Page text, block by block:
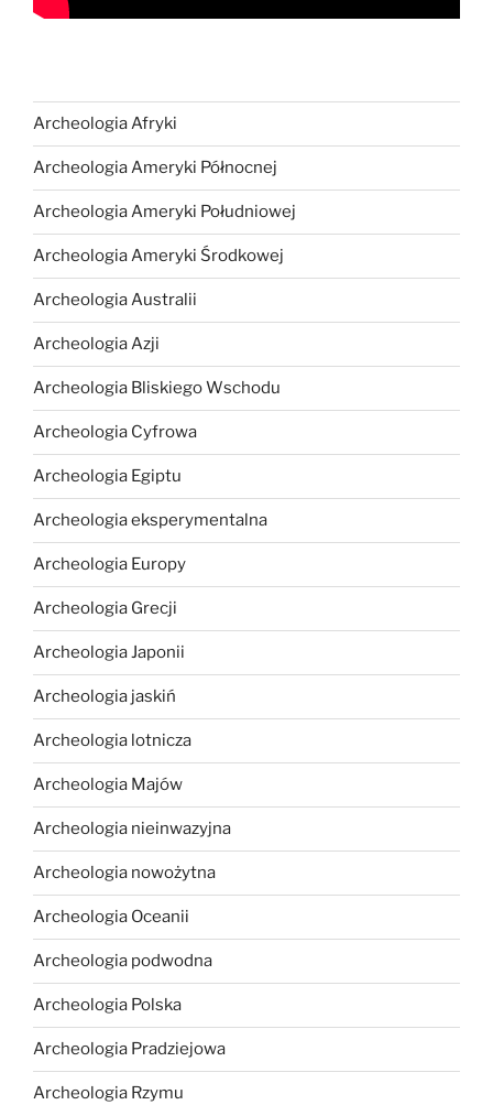
Archeologia Afryki
Archeologia Ameryki Północnej
Archeologia Ameryki Południowej
Archeologia Ameryki Środkowej
Archeologia Australii
Archeologia Azji
Archeologia Bliskiego Wschodu
Archeologia Cyfrowa
Archeologia Egiptu
Archeologia eksperymentalna
Archeologia Europy
Archeologia Grecji
Archeologia Japonii
Archeologia jaskiń
Archeologia lotnicza
Archeologia Majów
Archeologia nieinwazyjna
Archeologia nowożytna
Archeologia Oceanii
Archeologia podwodna
Archeologia Polska
Archeologia Pradziejowa
Archeologia Rzymu